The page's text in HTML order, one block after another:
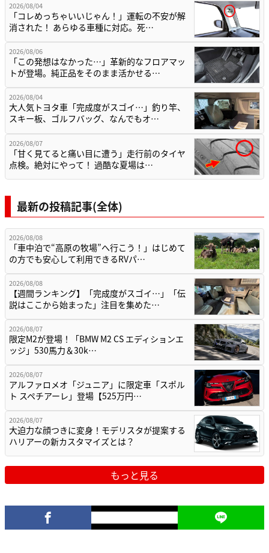
2026/08/04
「コレめっちゃいいじゃん！」運転の不安が解
消された！ あらゆる車種に対応。死…
2026/08/06
「この発想はなかった…」革新的なフロアマッ
トが登場。純正品をそのまま活かせる…
2026/08/04
大人気トヨタ車「完成度がスゴイ…」釣り竿、
スキー板、ゴルフバッグ、なんでもオ…
2026/08/07
「甘く見てると痛い目に遭う」走行前のタイヤ
点検。絶対にやって！ 過酷な夏場は…
最新の投稿記事(全体)
2026/08/08
「車中泊で“高原の牧場”へ行こう！」はじめて
の方でも安心して利用できるRVパ…
2026/08/08
【週間ランキング】「完成度がスゴイ…」「伝
説はここから始まった」注目を集めた…
2026/08/07
限定M2が登場！「BMW M2 CS エディションエ
ッジ」530馬力＆30k…
2026/08/07
アルファロメオ「ジュニア」に限定車「スポル
ト スペチアーレ」登場【525万円…
2026/08/07
大迫力な顔つきに変身！モデリスタが提案する
ハリアーの新カスタマイズとは？
もっと見る